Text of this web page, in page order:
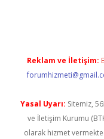
Reklam ve İletişim:
Yasal Uyarı: Sitemiz,
ve İletişim Kurumu
olarak hizmet